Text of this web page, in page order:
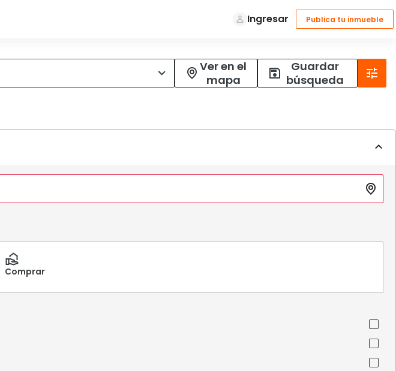
Ver en el
mapa
Guardar
búsqueda
Comprar